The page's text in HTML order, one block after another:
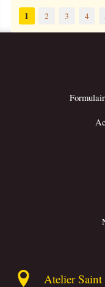
1 2 3 4
Atelier Saint